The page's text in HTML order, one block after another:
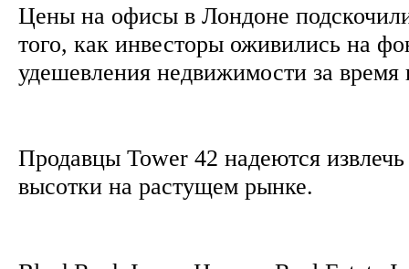
Цены на офисы в Лондоне
того, как инвесторы оживились на
удешевления недвижимости за
Продавцы Tower 42 надеются
высотки на растущем рынке.